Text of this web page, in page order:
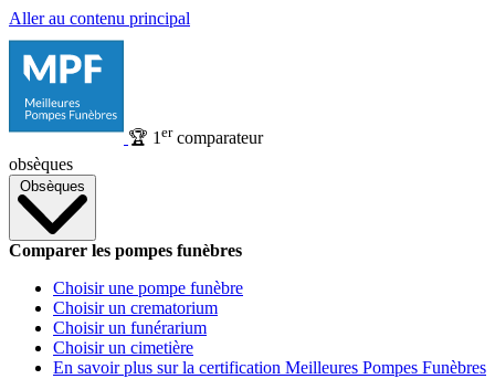
Aller au contenu principal
🏆 1 ercomparateur
obsèques
Obsèques
Comparer les pompes funèbres
Choisir une pompe funèbre
Choisir un crematorium
Choisir un funérarium
Choisir un cimetière
En savoir plus sur la certification Meilleures Pompes Funèbres